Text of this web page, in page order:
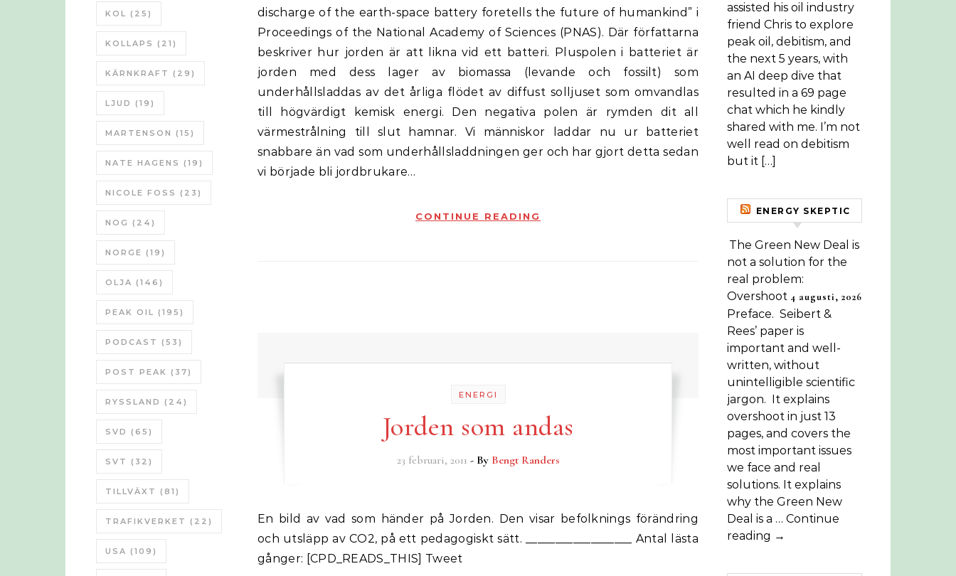
KOL (25)
KOLLAPS (21)
KÄRNKRAFT (29)
LJUD (19)
MARTENSON (15)
NATE HAGENS (19)
NICOLE FOSS (23)
NOG (24)
NORGE (19)
OLJA (146)
PEAK OIL (195)
PODCAST (53)
POST PEAK (37)
RYSSLAND (24)
SVD (65)
SVT (32)
TILLVÄXT (81)
TRAFIKVERKET (22)
USA (109)
discharge of the earth-space battery foretells the future of humankind” i
Proceedings of the National Academy of Sciences (PNAS). Där författarna
beskriver hur jorden är att likna vid ett batteri. Pluspolen i batteriet är
jorden med dess lager av biomassa (levande och fossilt) som
underhållsladdas av det årliga flödet av diffust solljuset som omvandlas
till högvärdigt kemisk energi. Den negativa polen är rymden dit all
värmestrålning till slut hamnar. Vi människor laddar nu ur batteriet
snabbare än vad som underhållsladdningen ger och har gjort detta sedan
vi började bli jordbrukare…
CONTINUE READING
ENERGI
Jorden som andas
23 februari, 2011 - By Bengt Randers
En bild av vad som händer på Jorden. Den visar befolknings förändring
och utsläpp av CO2, på ett pedagogiskt sätt. __________________ Antal lästa
gånger: [CPD_READS_THIS] Tweet
assisted his oil industry
friend Chris to explore
peak oil, debitism, and
the next 5 years, with
an AI deep dive that
resulted in a 69 page
chat which he kindly
shared with me. I’m not
well read on debitism
but it […]
ENERGY SKEPTIC
The Green New Deal is
not a solution for the
real problem:
Overshoot 4 augusti, 2026
Preface. Seibert &
Rees’ paper is
important and well-
written, without
unintelligible scientific
jargon. It explains
overshoot in just 13
pages, and covers the
most important issues
we face and real
solutions. It explains
why the Green New
Deal is a … Continue
reading →